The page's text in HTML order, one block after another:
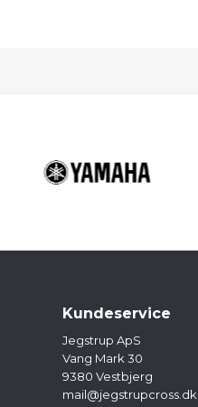
Kundeservice
Jegstrup ApS
Vang Mark 30
9380 Vestbjerg
mail@jegstrupcross.dk